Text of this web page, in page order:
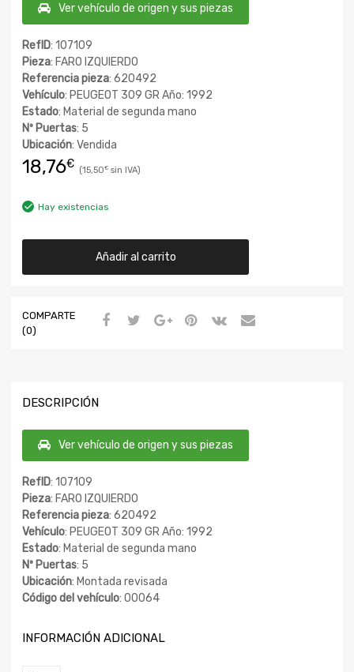
Ver vehículo de origen y sus piezas
RefID: 107109
Pieza: FARO IZQUIERDO
Referencia pieza: 620492
Vehículo: PEUGEOT 309 GR Año: 1992
Estado: Material de segunda mano
Nº Puertas: 5
Ubicación: Vendida
18,76€ 15,50€
Hay existencias
Añadir al carrito
COMPARTE
(0)
DESCRIPCIÓN
Ver vehículo de origen y sus piezas
RefID: 107109
Pieza: FARO IZQUIERDO
Referencia pieza: 620492
Vehículo: PEUGEOT 309 GR Año: 1992
Estado: Material de segunda mano
Nº Puertas: 5
Ubicación: Montada revisada
Código del vehículo: 00064
INFORMACIÓN ADICIONAL